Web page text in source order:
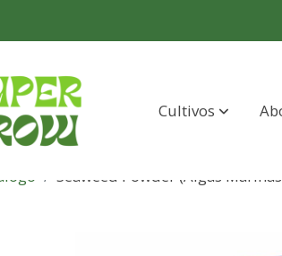
Cultivos
Seaweed Powder (Algas